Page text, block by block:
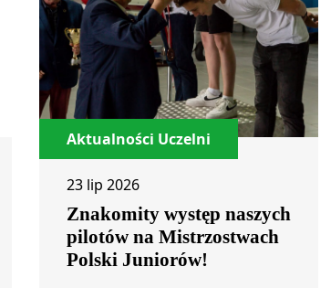
Aktualności Uczelni
23 lip 2026
Znakomity występ naszych
pilotów na Mistrzostwach
Polski Juniorów!